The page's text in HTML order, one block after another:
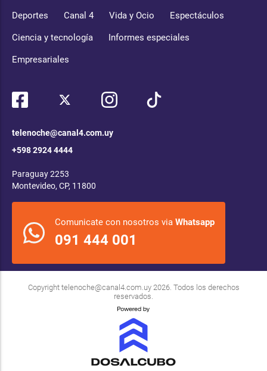
Deportes Canal 4 Vida y Ocio Espectáculos
Ciencia y tecnología Informes especiales
Empresariales
telenoche@canal4.com.uy
+598 2924 4444
Paraguay 2253
Montevideo, CP, 11800
Comunicate con nosotros via Whatsapp
091 444 001
Copyright telenoche@canal4.com.uy2026. Todos los derechos
reservados.